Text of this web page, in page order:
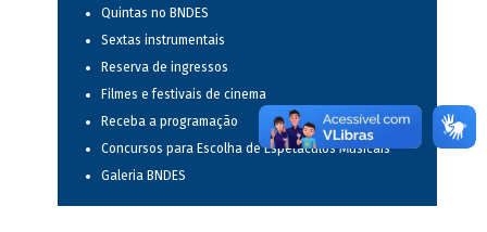
Quintas no BNDES
Sextas instrumentais
Reserva de ingressos
Filmes e festivais de cinema
Receba a programação
Concursos para Escolha de Espetáculos Musicais
Galeria BNDES